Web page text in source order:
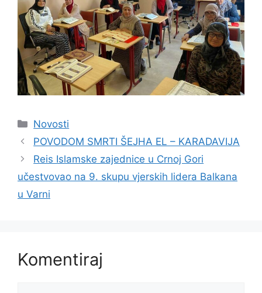
Kategorije
Novosti
POVODOM SMRTI ŠEJHA EL – KARADAVIJA
Reis Islamske zajednice u Crnoj Gori
učestvovao na 9. skupu vjerskih lidera Balkana
u Varni
Komentiraj